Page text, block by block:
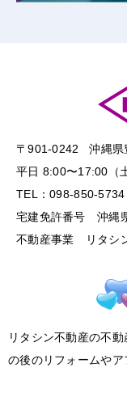
〒901-0242 沖縄県
平日 8:00〜17:00（
TEL：098-850-
宅建免許番号 沖縄
不動産事業 リタシ
リタシン不動産の不
の後のリフォームやア